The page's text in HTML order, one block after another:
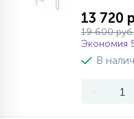
13 720
19 600 руб.
Экономия
В
-